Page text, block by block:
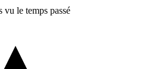
vu le temps passé